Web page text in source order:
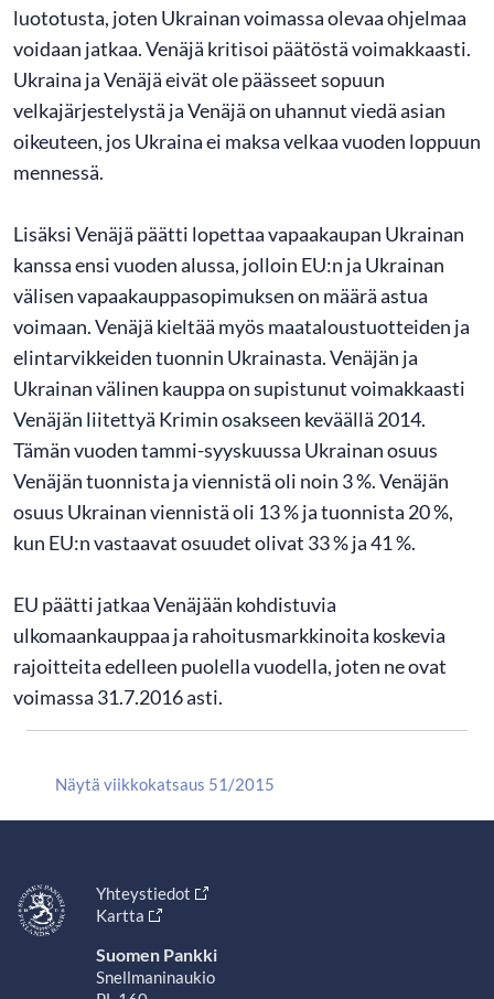
luototusta, joten Ukrainan voimassa olevaa ohjelmaa
voidaan jatkaa. Venäjä kritisoi päätöstä voimakkaasti.
Ukraina ja Venäjä eivät ole päässeet sopuun
velkajärjestelystä ja Venäjä on uhannut viedä asian
oikeuteen, jos Ukraina ei maksa velkaa vuoden loppuun
mennessä.
Lisäksi Venäjä päätti lopettaa vapaakaupan Ukrainan
kanssa ensi vuoden alussa, jolloin EU:n ja Ukrainan
välisen vapaakauppasopimuksen on määrä astua
voimaan. Venäjä kieltää myös maataloustuotteiden ja
elintarvikkeiden tuonnin Ukrainasta. Venäjän ja
Ukrainan välinen kauppa on supistunut voimakkaasti
Venäjän liitettyä Krimin osakseen keväällä 2014.
Tämän vuoden tammi-syyskuussa Ukrainan osuus
Venäjän tuonnista ja viennistä oli noin 3 %. Venäjän
osuus Ukrainan viennistä oli 13 % ja tuonnista 20 %,
kun EU:n vastaavat osuudet olivat 33 % ja 41 %.
EU päätti jatkaa Venäjään kohdistuvia
ulkomaankauppaa ja rahoitusmarkkinoita koskevia
rajoitteita edelleen puolella vuodella, joten ne ovat
voimassa 31.7.2016 asti.
Näytä viikkokatsaus 51/2015
Yhteystiedot
Kartta
Suomen Pankki
Snellmaninaukio